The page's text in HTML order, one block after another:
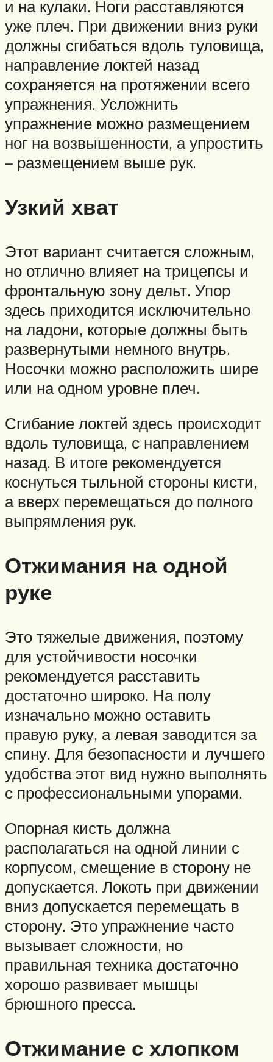
и на кулаки. Ноги расставляются
уже плеч. При движении вниз руки
должны сгибаться вдоль туловища,
направление локтей назад
сохраняется на протяжении всего
упражнения. Усложнить
упражнение можно размещением
ног на возвышенности, а упростить
– размещением выше рук.
Узкий хват
Этот вариант считается сложным,
но отлично влияет на трицепсы и
фронтальную зону дельт. Упор
здесь приходится исключительно
на ладони, которые должны быть
развернутыми немного внутрь.
Носочки можно расположить шире
или на одном уровне плеч.
Сгибание локтей здесь происходит
вдоль туловища, с направлением
назад. В итоге рекомендуется
коснуться тыльной стороны кисти,
а вверх перемещаться до полного
выпрямления рук.
Отжимания на одной
руке
Это тяжелые движения, поэтому
для устойчивости носочки
рекомендуется расставить
достаточно широко. На полу
изначально можно оставить
правую руку, а левая заводится за
спину. Для безопасности и лучшего
удобства этот вид нужно выполнять
с профессиональными упорами.
Опорная кисть должна
располагаться на одной линии с
корпусом, смещение в сторону не
допускается. Локоть при движении
вниз допускается перемещать в
сторону. Это упражнение часто
вызывает сложности, но
правильная техника достаточно
хорошо развивает мышцы
брюшного пресса.
Отжимание с хлопком